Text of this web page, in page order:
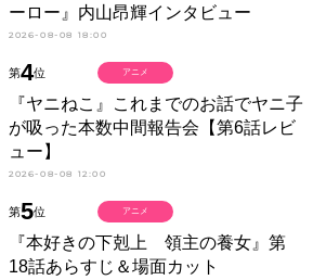
ーロー』内山昂輝インタビュー
2026-08-08 18:00
第4位
『ヤニねこ』これまでのお話でヤニ子
が吸った本数中間報告会【第6話レビ
ュー】
2026-08-08 12:00
アニメ
第5位
『本好きの下剋上 領主の養女』第
18話あらすじ＆場面カット
アニメ